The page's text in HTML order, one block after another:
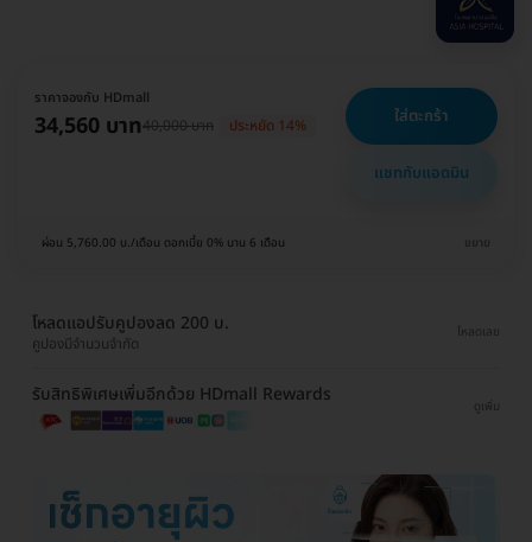
ราคาจองกับ HDmall
34,560 บาท40,000 บาท ประหยัด 14% ใส่ตะกร้า
แชทกับแอดมิน
ผ่อน 5,760.00 บ./เดือน ดอกเบี้ย 0% นาน 6 เดือน ขยาย
โหลดแอปรับคูปองลด 200 บ.
คูปองมีจำนวนจำกัด
โหลดเลย
รับสิทธิพิเศษเพิ่มอีกด้วย HDmall Rewards
ดูเพิ่ม